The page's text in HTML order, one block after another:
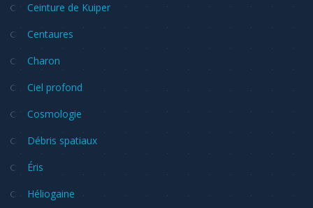
Ceinture de Kuiper
Centaures
Charon
Ciel profond
Cosmologie
Débris spatiaux
Éris
Héliogaine